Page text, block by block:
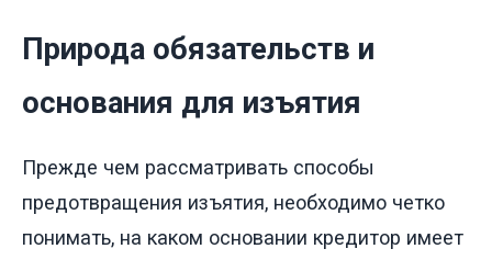
Природа обязательств и
основания для изъятия
Прежде чем рассматривать способы
предотвращения изъятия, необходимо четко
понимать, на каком основании кредитор имеет